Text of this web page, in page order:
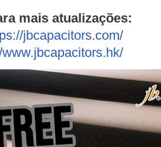
mais atualizações:
jbcapacitors.com/